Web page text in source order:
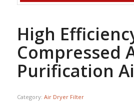
High
Compressed
Purification
Category: Air Dryer Filter